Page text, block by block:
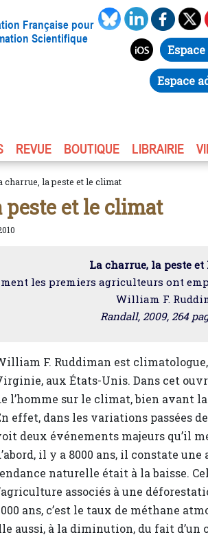
Française pour
Scientifique
Espace
REVUE BOUTIQUE LIBRAIRIE
charrue, la peste et le climat
peste et le climat
La charrue, la peste
les premiers agriculteurs ont
William F.
Randall, 2009, 264
F. Ruddiman est
aux États-Unis. Dans cet
l’homme sur le climat, bien avant
effet, dans les variations passées
deux événements majeurs qu’il
il y a 8000 ans, il constate
naturelle était à la baisse.
associés à une
ans, c’est le taux de méthane
aussi, à la diminution, du fait